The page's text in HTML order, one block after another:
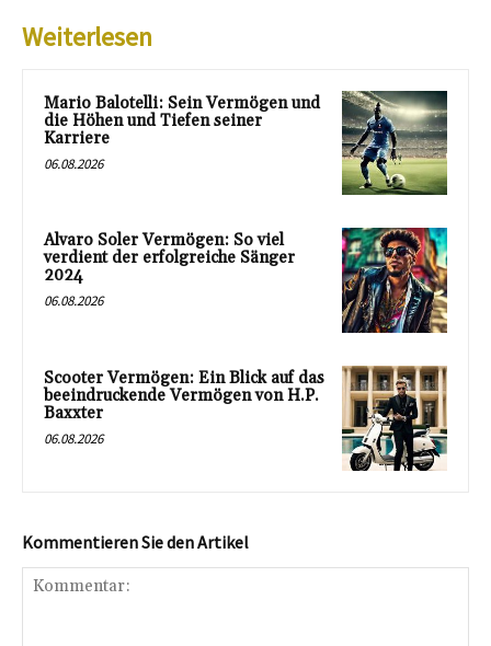
Weiterlesen
Mario Balotelli: Sein Vermögen und
die Höhen und Tiefen seiner
Karriere
06.08.2026
Alvaro Soler Vermögen: So viel
verdient der erfolgreiche Sänger
2024
06.08.2026
Scooter Vermögen: Ein Blick auf das
beeindruckende Vermögen von H.P.
Baxxter
06.08.2026
Kommentieren Sie den Artikel